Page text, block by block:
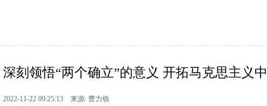
深刻领悟“两个确立”的意义 开拓马克思主义
2022-11-22 09:25:13 来源: 曹力铁